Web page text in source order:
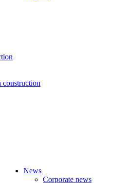
News
Corporate news